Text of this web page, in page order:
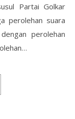
Partai Golkar
perolehan suara
perolehan